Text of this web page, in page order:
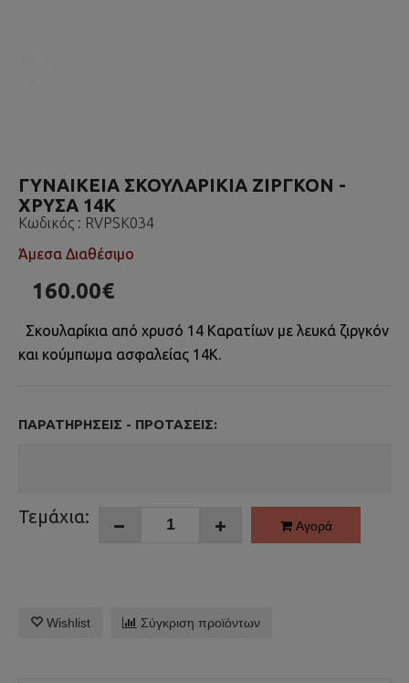
ΓΥΝΑΙΚΕΙΑ ΣΚΟΥΛΑΡΙΚΙΑ ΖΙΡΓΚΟΝ -
ΧΡΥΣΑ 14K
Κωδικός : RVPSK034
Άμεσα Διαθέσιμο
160.00€
Σκουλαρίκια από χρυσό 14 Καρατίων με λευκά ζιργκόν
και κούμπωμα ασφαλείας 14Κ.
ΠΑΡΑΤΗΡΉΣΕΙΣ - ΠΡΟΤΆΣΕΙΣ:
Τεμάχια: Αγορά
Wishlist Σύγκριση προϊόντων